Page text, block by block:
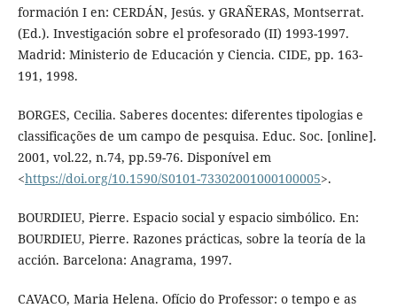
formación I en: CERDÁN, Jesús. y GRAÑERAS, Montserrat.
(Ed.). Investigación sobre el profesorado (II) 1993-1997.
Madrid: Ministerio de Educación y Ciencia. CIDE, pp. 163-
191, 1998.
BORGES, Cecilia. Saberes docentes: diferentes tipologias e
classificações de um campo de pesquisa. Educ. Soc. [online].
2001, vol.22, n.74, pp.59-76. Disponível em
<https://doi.org/10.1590/S0101-73302001000100005>.
BOURDIEU, Pierre. Espacio social y espacio simbólico. En:
BOURDIEU, Pierre. Razones prácticas, sobre la teoría de la
acción. Barcelona: Anagrama, 1997.
CAVACO, Maria Helena. Ofício do Professor: o tempo e as